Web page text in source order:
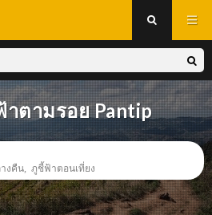
ตามรอย Pantip
งคืน ภูชี้ฟ้าตอนเที่ยง